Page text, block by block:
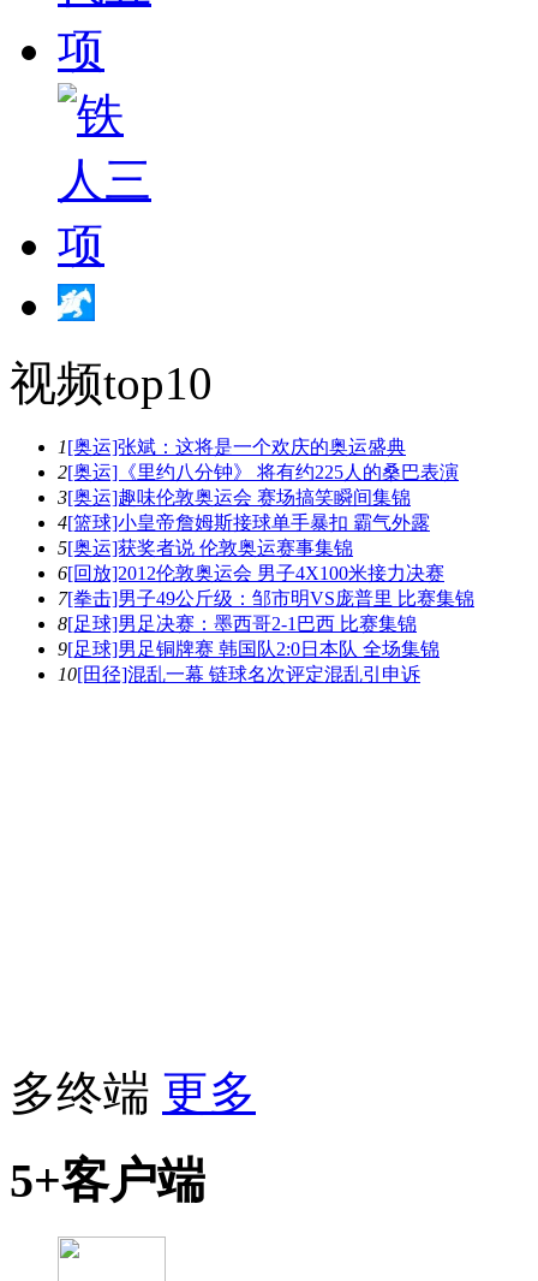
视频top10
1[奥运]张斌：这将是一个欢庆的奥运盛典
2[奥运]《里约八分钟》 将有约225人的桑巴表演
3[奥运]趣味伦敦奥运会 赛场搞笑瞬间集锦
4[篮球]小皇帝詹姆斯接球单手暴扣 霸气外露
5[奥运]获奖者说 伦敦奥运赛事集锦
6[回放]2012伦敦奥运会 男子4X100米接力决赛
7[拳击]男子49公斤级：邹市明VS庞普里 比赛集锦
8[足球]男足决赛：墨西哥2-1巴西 比赛集锦
9[足球]男足铜牌赛 韩国队2:0日本队 全场集锦
10[田径]混乱一幕 链球名次评定混乱引申诉
多终端 更多
5+客户端